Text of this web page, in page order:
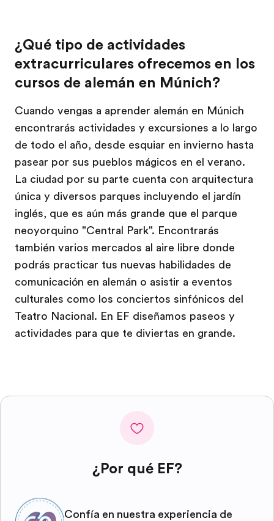
¿Qué tipo de actividades
extracurriculares ofrecemos en los
cursos de alemán en Múnich?
Cuando vengas a aprender alemán en Múnich
encontrarás actividades y excursiones a lo largo
de todo el año, desde esquiar en invierno hasta
pasear por sus pueblos mágicos en el verano.
La ciudad por su parte cuenta con arquitectura
única y diversos parques incluyendo el jardín
inglés, que es aún más grande que el parque
neoyorquino "Central Park". Encontrarás
también varios mercados al aire libre donde
podrás practicar tus nuevas habilidades de
comunicación en alemán o asistir a eventos
culturales como los conciertos sinfónicos del
Teatro Nacional. En EF diseñamos paseos y
actividades para que te diviertas en grande.
¿Por qué EF?
Confía en nuestra experiencia de